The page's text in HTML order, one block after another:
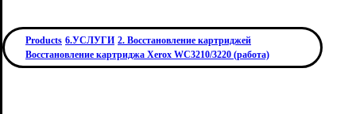
Products 6.УСЛУГИ 2. Восстановление картриджей
Восстановление картриджа Xerox WC3210/3220 (работа)